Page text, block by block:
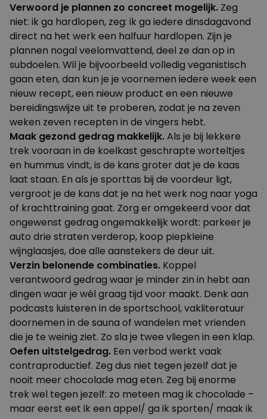
Verwoord je plannen zo concreet mogelijk. Zeg
niet: ik ga hardlopen, zeg: ik ga iedere dinsdagavond
direct na het werk een halfuur hardlopen. Zijn je
plannen nogal veelomvattend, deel ze dan op in
subdoelen. Wil je bijvoorbeeld volledig veganistisch
gaan eten, dan kun je je voornemen iedere week een
nieuw recept, een nieuw product en een nieuwe
bereidingswijze uit te proberen, zodat je na zeven
weken zeven recepten in de vingers hebt.
Maak gezond gedrag makkelijk.Als je bij lekkere
trek vooraan in de koelkast geschrapte worteltjes
en hummus vindt, is de kans groter dat je de kaas
laat staan. En als je sporttas bij de voordeur ligt,
vergroot je de kans dat je na het werk nog naar yoga
of krachttraining gaat. Zorg er omgekeerd voor dat
ongewenst gedrag ongemakkelijk wordt: parkeer je
auto drie straten verderop, koop piepkleine
wijnglaasjes, doe alle aanstekers de deur uit.
Verzin belonende combinaties. Koppel
verantwoord gedrag waar je minder zin in hebt aan
dingen waar je wél graag tijd voor maakt. Denk aan
podcasts luisteren in de sportschool, vakliteratuur
doornemen in de sauna of wandelen met vrienden
die je te weinig ziet. Zo sla je twee vliegen in een klap.
Oefen uitstelgedrag. Een verbod werkt vaak
contraproductief. Zeg dus niet tegen jezelf dat je
nooit meer chocolade mag eten. Zeg bij enorme
trek wel tegen jezelf: zo meteen mag ik chocolade –
maar eerst eet ik een appel/ ga ik sporten/ maak ik